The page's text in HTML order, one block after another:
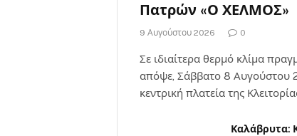
Πατρών «Ο ΧΕΛΜΟΣ»
9 Αυγούστου 2026 0
Σε ιδιαίτερα θερμό κλίμα
απόψε, Σάββατο 8 Αυγούστου
κεντρική πλατεία της
Καλάβρυτα: